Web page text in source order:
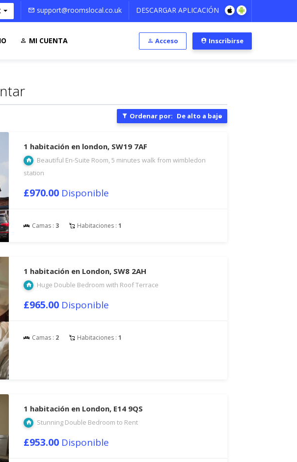
support@roomslocal.co.uk DESCARGAR APLICACIÓN
MI CUENTA Acceso Inscribirse
Ordenar por: De alto a bajo
1 habitación en london, SW19 7AF
Beautiful En-Suite Room, 5 minutes walk from wimbledon
station
£970.00 Disponible
Camas : 3 Habitaciones :1
1 habitación en London, SW8 2AH
Huge Double Bedroom with Roof Terrace
£965.00 Disponible
Camas : 2 Habitaciones :1
1 habitación en London, E14 9QS
Stunning Double Bedroom to Rent
£953.00 Disponible